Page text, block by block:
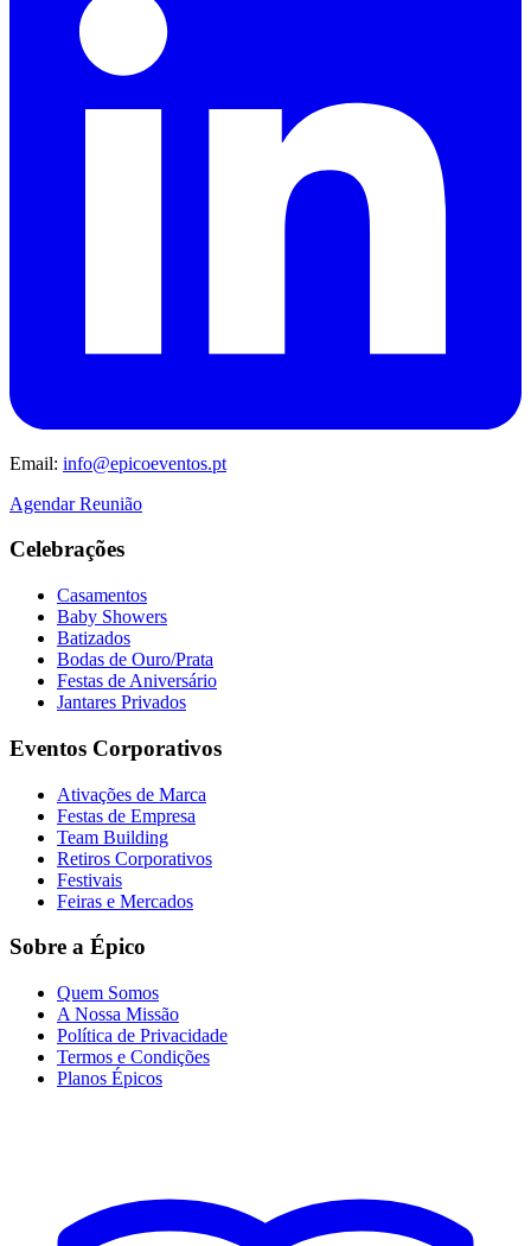
Email: info@epicoeventos.pt
Agendar Reunião
Celebrações
Casamentos
Baby Showers
Batizados
Bodas de Ouro/Prata
Festas de Aniversário
Jantares Privados
Eventos Corporativos
Ativações de Marca
Festas de Empresa
Team Building
Retiros Corporativos
Festivais
Feiras e Mercados
Sobre a Épico
Quem Somos
A Nossa Missão
Política de Privacidade
Termos e Condições
Planos Épicos